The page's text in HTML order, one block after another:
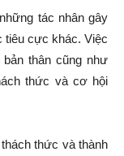
tác nhân gây
tiêu cực khác. Việc
thân cũng như
thức và cơ hội
thức và thành